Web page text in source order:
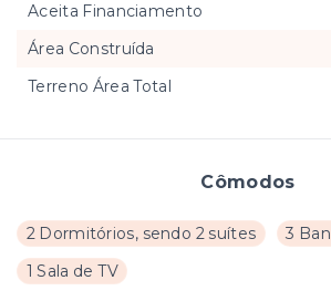
Cômodos
2 Dormitórios, sendo 2 suítes
3
1 Sala de TV
Aceita Financiamento
Área Construída
Terreno Área Total